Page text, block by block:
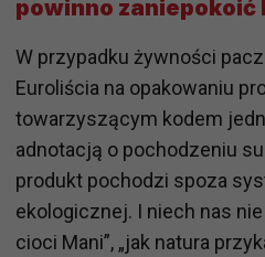
powinno zaniepokoić
W przypadku żywności
Euroliścia na opakowaniu
towarzyszącym kodem
adnotacją o pochodzeniu
produkt pochodzi spoza
ekologicznej. I niech nas nie
cioci Mani”, „jak natura